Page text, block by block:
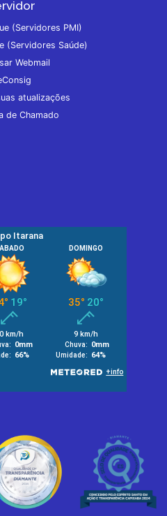
(Servidores PMI)
(Servidores Saúde)
Webmail
atualizações
de Chamado